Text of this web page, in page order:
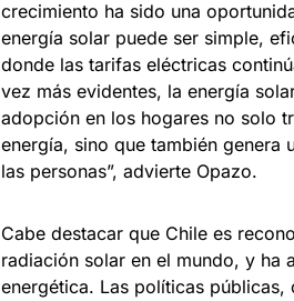
crecimiento ha sido una
energía solar puede ser simple,
donde las tarifas eléctricas
vez más evidentes, la energía
adopción en los hogares no solo
energía, sino que también
las personas”, advierte Opazo.
Cabe destacar que Chile es
radiación solar en el mundo, y ha
energética. Las políticas